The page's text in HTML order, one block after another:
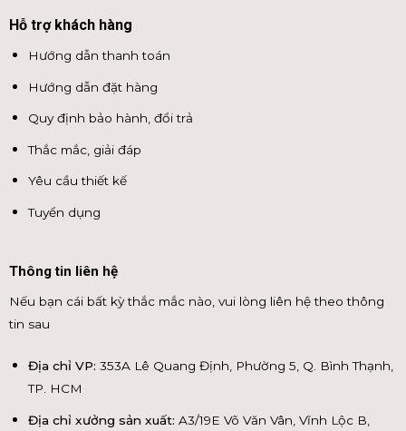
Hỗ trợ khách hàng
Hướng dẫn thanh toán
Hướng dẫn đặt hàng
Quy định bảo hành, đổi trả
Thắc mắc, giải đáp
Yêu cầu thiết kế
Tuyển dụng
Thông tin liên hệ
Nếu bạn cái bất kỳ thắc mắc nào, vui lòng liên hệ theo thông
tin sau
Địa chỉ VP: 353A Lê Quang Định, Phường 5, Q. Bình Thạnh,
TP. HCM
Địa chỉ xưởng sản xuất: A3/19E Võ Văn Vân, Vĩnh Lộc B,